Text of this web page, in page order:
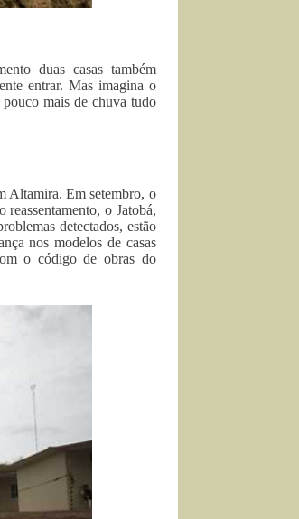
duas casas também
entrar. Mas imagina o
pouco mais de chuva tudo
Altamira. Em setembro, o
o Jatobá,
detectados, estão
nos modelos de casas
o código de obras do